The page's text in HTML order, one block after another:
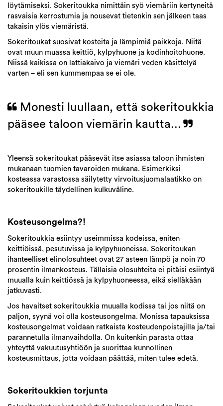
löytämiseksi. Sokeritoukka nimittäin syö viemäriin kertyneitä
rasvaisia kerrostumia ja nousevat tietenkin sen jälkeen taas
takaisin ylös viemäristä.
Sokeritoukat suosivat kosteita ja lämpimiä paikkoja. Niitä
ovat muun muassa keittiö, kylpyhuone ja kodinhoitohuone.
Niissä kaikissa on lattiakaivo ja viemäri veden käsittelyä
varten – eli sen kummempaa se ei ole.
Monesti luullaan, että sokeritoukkia
pääsee taloon viemärin kautta...
Yleensä sokeritoukat pääsevät itse asiassa taloon ihmisten
mukanaan tuomien tavaroiden mukana. Esimerkiksi
kosteassa varastossa säilytetty virvoitusjuomalaatikko on
sokeritoukille täydellinen kulkuväline.
Kosteusongelma?!
Sokeritoukkia esiintyy useimmissa kodeissa, eniten
keittiöissä, pesutuvissa ja kylpyhuoneissa. Sokeritoukan
ihanteelliset elinolosuhteet ovat 27 asteen lämpö ja noin 70
prosentin ilmankosteus. Tällaisia olosuhteita ei pitäisi esiintyä
muualla kuin keittiössä ja kylpyhuoneessa, eikä sielläkään
jatkuvasti.
Jos havaitset sokeritoukkia muualla kodissa tai jos niitä on
paljon, syynä voi olla kosteusongelma. Monissa tapauksissa
kosteusongelmat voidaan ratkaista kosteudenpoistajilla ja/tai
parannetulla ilmanvaihdolla. On kuitenkin parasta ottaa
yhteyttä vakuutusyhtiöön ja suorittaa kunnollinen
kosteusmittaus, jotta voidaan päättää, miten tulee edetä.
Sokeritoukkien torjunta